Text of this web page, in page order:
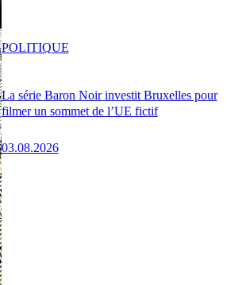
La série Baron Noir investit Bruxelles pour
filmer un sommet de l’UE fictif
03.08.2026
POLITIQUE